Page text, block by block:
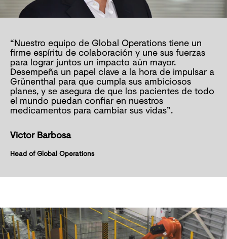
“Nuestro equipo de Global Operations tiene un
firme espíritu de colaboración y une sus fuerzas
para lograr juntos un impacto aún mayor.
Desempeña un papel clave a la hora de impulsar a
Grünenthal para que cumpla sus ambiciosos
planes, y se asegura de que los pacientes de todo
el mundo puedan confiar en nuestros
medicamentos para cambiar sus vidas”.
Victor Barbosa
Head of Global Operations